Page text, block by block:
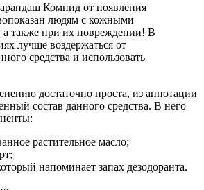
Компид от появления
людям с кожными
а также при их повреждении! В
лучше воздержаться от
средства и использовать
достаточно проста, из аннотации
состав данного средства. В него
растительное масло;
напоминает запах дезодоранта.